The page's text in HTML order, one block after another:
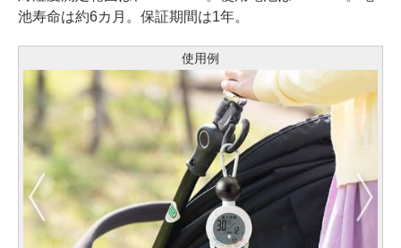
池寿命は約6カ月。保証期間は1年。
使用例